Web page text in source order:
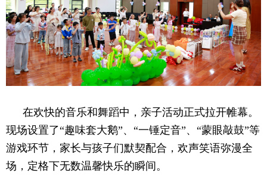
在欢快的音乐和舞蹈中，亲子活动正式拉开帷幕。
现场设置了“趣味套大鹅”、“一锤定音”、“蒙眼敲鼓”等
游戏环节，家长与孩子们默契配合，欢声笑语弥漫全
场，定格下无数温馨快乐的瞬间。